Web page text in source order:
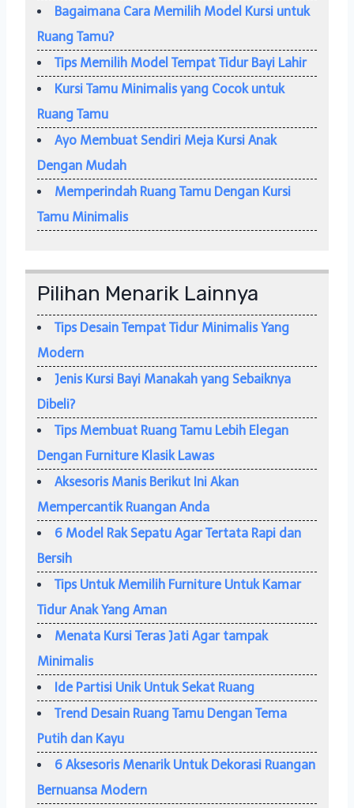
Bagaimana Cara Memilih Model Kursi untuk
Ruang Tamu?
Tips Memilih Model Tempat Tidur Bayi Lahir
Kursi Tamu Minimalis yang Cocok untuk
Ruang Tamu
Ayo Membuat Sendiri Meja Kursi Anak
Dengan Mudah
Memperindah Ruang Tamu Dengan Kursi
Tamu Minimalis
Pilihan Menarik Lainnya
Tips Desain Tempat Tidur Minimalis Yang
Modern
Jenis Kursi Bayi Manakah yang Sebaiknya
Dibeli?
Tips Membuat Ruang Tamu Lebih Elegan
Dengan Furniture Klasik Lawas
Aksesoris Manis Berikut Ini Akan
Mempercantik Ruangan Anda
6 Model Rak Sepatu Agar Tertata Rapi dan
Bersih
Tips Untuk Memilih Furniture Untuk Kamar
Tidur Anak Yang Aman
Menata Kursi Teras Jati Agar tampak
Minimalis
Ide Partisi Unik Untuk Sekat Ruang
Trend Desain Ruang Tamu Dengan Tema
Putih dan Kayu
6 Aksesoris Menarik Untuk Dekorasi Ruangan
Bernuansa Modern